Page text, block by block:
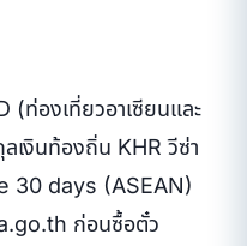
ท่องเที่ยวอาเซียนและ
เงินท้องถิ่น KHR วีซ่า
30 days (ASEAN)
ก่อนซื้อตั๋ว